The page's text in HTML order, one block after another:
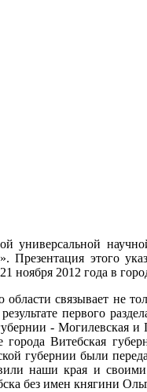
универсальной
этого
ноября 2012 года в
связывает не
первого
- Могилевская
города Витебская
губернии были
наши края и
без имен княгини